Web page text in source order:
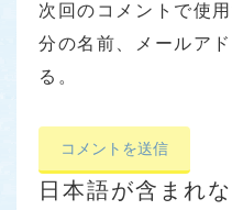
次回のコメントで使
分の名前、メールア
る。
日本語が含まれ